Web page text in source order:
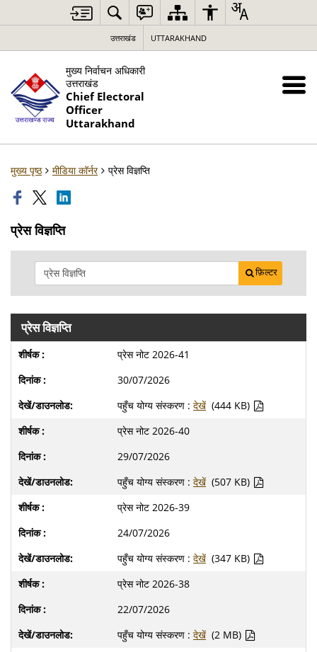
उत्तराखंड UTTARAKHAND
मुख्य निर्वाचन अधिकारी
उत्तराखंड
Chief Electoral
Officer
Uttarakhand
मुख्य पृष्ठ मीडिया कॉर्नर प्रेस विज्ञप्ति
प्रेस विज्ञप्ति
फ़िल्टर
प्रेस विज्ञप्ति
प्रेस नोट 2026-41
30/07/2026
पहुँच योग्य संस्करण : देखें (444 KB)
प्रेस नोट 2026-40
29/07/2026
पहुँच योग्य संस्करण : देखें (507 KB)
प्रेस नोट 2026-39
24/07/2026
पहुँच योग्य संस्करण : देखें (347 KB)
प्रेस नोट 2026-38
22/07/2026
पहुँच योग्य संस्करण : देखें (2 MB)